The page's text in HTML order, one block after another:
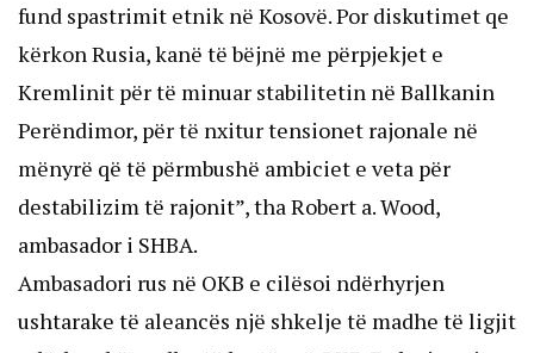
fund spastrimit etnik në Kosovë. Por diskutimet qe
kërkon Rusia, kanë të bëjnë me përpjekjet e
Kremlinit për të minuar stabilitetin në Ballkanin
Perëndimor, për të nxitur tensionet rajonale në
mënyrë që të përmbushë ambiciet e veta për
destabilizim të rajonit”, tha Robert a. Wood,
ambasador i SHBA.
Ambasadori rus në OKB e cilësoi ndërhyrjen
ushtarake të aleancës një shkelje të madhe të ligjit